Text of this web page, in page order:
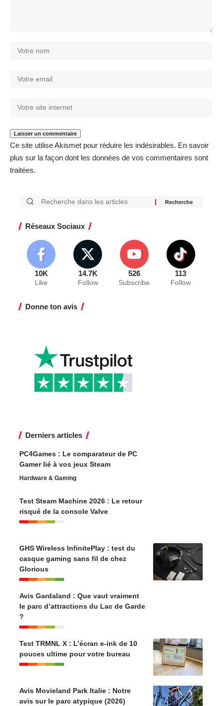
Ce site utilise Akismet pour réduire les indésirables. En savoir
plus sur la façon dont les données de vos commentaires sont
traitées.
Réseaux Sociaux
10K
Like
14.7K
Follow
526
Subscribe
113
Follow
Donne ton avis
Derniers articles
PC4Games : Le comparateur de PC
Gamer lié à vos jeux Steam
Hardware & Gaming
Test Steam Machine 2026 : Le retour
risqué de la console Valve
GHS Wireless InfinitePlay : test du
casque gaming sans fil de chez
Glorious
Avis Gardaland : Que vaut vraiment
le parc d’attractions du Lac de Garde
?
Test TRMNL X : L’écran e-ink de 10
pouces ultime pour votre bureau
Avis Movieland Park Italie : Notre
avis sur le parc atypique (2026)